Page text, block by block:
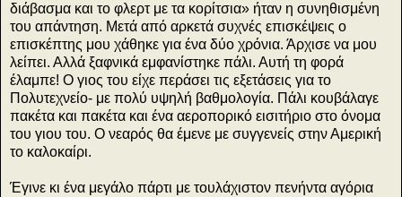
διάβασμα και το φλερτ με τα κορίτσια» ήταν η συνηθισμένη
του απάντηση. Μετά από αρκετά συχνές επισκέψεις ο
επισκέπτης μου χάθηκε για ένα δύο χρόνια. Άρχισε να μου
λείπει. Αλλά ξαφνικά εμφανίστηκε πάλι. Αυτή τη φορά
έλαμπε! Ο γιος του είχε περάσει τις εξετάσεις για το
Πολυτεχνείο- με πολύ υψηλή βαθμολογία. Πάλι κουβάλαγε
πακέτα και πακέτα και ένα αεροπορικό εισιτήριο στο όνομα
του γιου του. Ο νεαρός θα έμενε με συγγενείς στην Αμερική
το καλοκαίρι.
Έγινε κι ένα μεγάλο πάρτι με τουλάχιστον πενήντα αγόρια